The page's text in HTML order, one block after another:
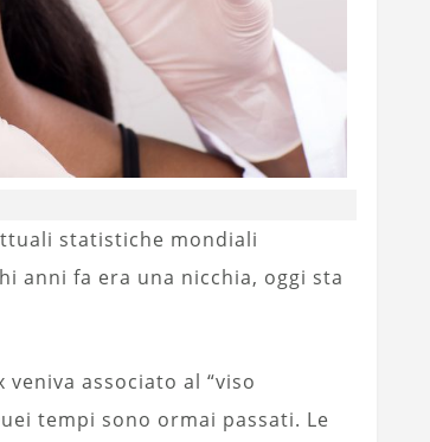
statistiche mondiali
anni fa era una nicchia, oggi sta
associato al “viso
tempi sono ormai passati. Le